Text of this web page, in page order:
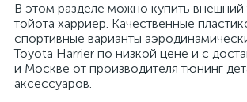
В этом разделе можно купить внешний
тойота харриер. Качественные
спортивные варианты
Toyota Harrier по низкой цене и с
и Москве от производителя тюнинг
аксессуаров.